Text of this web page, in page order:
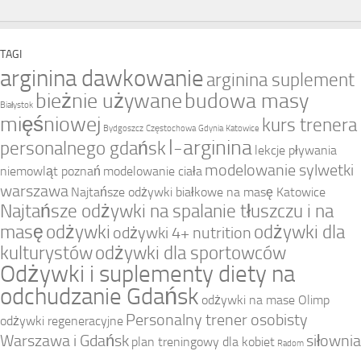
TAGI
arginina dawkowaniearginina suplement
Białystok bieżnie używanebudowa masy
mięśniowej Bydgoszcz Częstochowa Gdynia Katowice kurs trenera
personalnego gdańsk l-arginina lekcje pływania
niemowląt poznań modelowanie ciała modelowanie sylwetki
warszawa Najtańsze odżywki białkowe na masę Katowice
Najtańsze odżywki na spalanie tłuszczu i na
masęodżywki odżywki 4+ nutrition odżywki dla
kulturystówodżywki dla sportowców
Odżywki i suplementy diety na
odchudzanie Gdańsk odżywki na mase Olimp
odżywki regeneracyjne Personalny trener osobisty
Warszawa i Gdańsk plan treningowy dla kobiet Radom siłownia